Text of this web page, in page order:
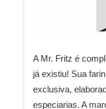
A Mr. Fritz é
já existiu! Sua
exclusiva,
especiarias. A